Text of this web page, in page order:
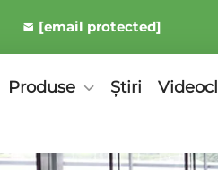
[email protected]
Produse Știri